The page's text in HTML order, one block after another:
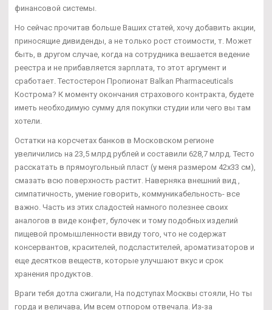
финансовой системы.
Но сейчас прочитав больше Ваших статей, хочу добавить акции,
приносящие дивиденды, а не только рост стоимости, т. Может
быть, в другом случае, когда на сотрудника вешается ведение
реестра и не прибавляется зарплата, то этот аргумент и
сработает. Тестостерон Пропионат Balkan Pharmaceuticals
Кострома? К моменту окончания страхового контракта, будете
иметь необходимую сумму для покупки студии или чего вы там
хотели.
Остатки на корсчетах банков в Московском регионе
увеличились на 23,5 млрд рублей и составили 628,7 млрд. Тесто
расскатать в прямоугольный пласт (у меня размером 42х33 см),
смазать всю поверхность растит. Наверняка внешний вид ,
симпатичность, умение говорить, коммуникабельность- все
важно. Часть из этих сладостей намного полезнее своих
аналогов в виде конфет, булочек и тому подобных изделий
пищевой промышленности ввиду того, что не содержат
консервантов, красителей, подсластителей, ароматизаторов и
еще десятков веществ, которые улучшают вкус и срок
хранения продуктов.
Враги тебя дотла сжигали, На подступах Москвы стояли, Но ты
горда и величава, Им всем отпором отвечала. Из-за